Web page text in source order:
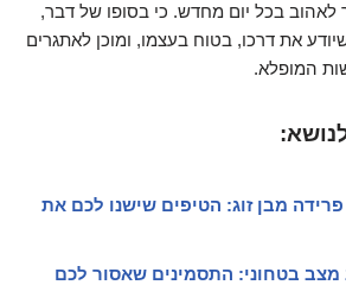
לאהוב בכל יום מחדש. כי בסופו של דבר,
את דרכו, בטוח בעצמו, ומוכן לאתגרים
המופלא.
מבן זוג: הטיפים שישנו לכם את
מצב בטחוני: התסמינים שאסור לכם